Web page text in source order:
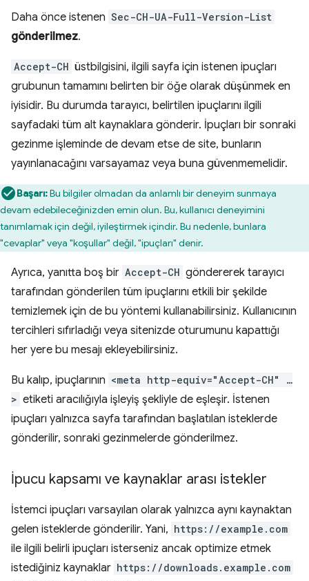
Daha önce istenen Sec-CH-UA-Full-Version-List
gönderilmez.
Accept-CH üstbilgisini, ilgili sayfa için istenen ipuçları
grubunun tamamını belirten bir öğe olarak düşünmek en
iyisidir. Bu durumda tarayıcı, belirtilen ipuçlarını ilgili
sayfadaki tüm alt kaynaklara gönderir. İpuçları bir sonraki
gezinme işleminde de devam etse de site, bunların
yayınlanacağını varsayamaz veya buna güvenmemelidir.
Başarı:Bu bilgiler olmadan da anlamlı bir deneyim sunmaya
devam edebileceğinizden emin olun. Bu, kullanıcı deneyimini
tanımlamak için değil, iyileştirmek içindir. Bu nedenle, bunlara
"cevaplar" veya "koşullar" değil, "ipuçları" denir.
Ayrıca, yanıtta boş bir Accept-CH göndererek tarayıcı
tarafından gönderilen tüm ipuçlarını etkili bir şekilde
temizlemek için de bu yöntemi kullanabilirsiniz. Kullanıcının
tercihleri sıfırladığı veya sitenizde oturumunu kapattığı
her yere bu mesajı ekleyebilirsiniz.
Bu kalıp, ipuçlarının <meta http-equiv="Accept-CH" …
> etiketi aracılığıyla işleyiş şekliyle de eşleşir. İstenen
ipuçları yalnızca sayfa tarafından başlatılan isteklerde
gönderilir, sonraki gezinmelerde gönderilmez.
İpucu kapsamı ve kaynaklar arası istekler
İstemci ipuçları varsayılan olarak yalnızca aynı kaynaktan
gelen isteklerde gönderilir. Yani, https://example.com
ile ilgili belirli ipuçları isterseniz ancak optimize etmek
istediğiniz kaynaklar https://downloads.example.com